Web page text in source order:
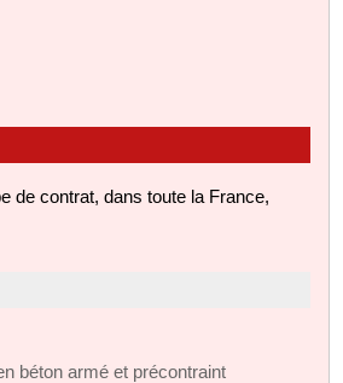
de contrat, dans toute la France,
béton armé et précontraint